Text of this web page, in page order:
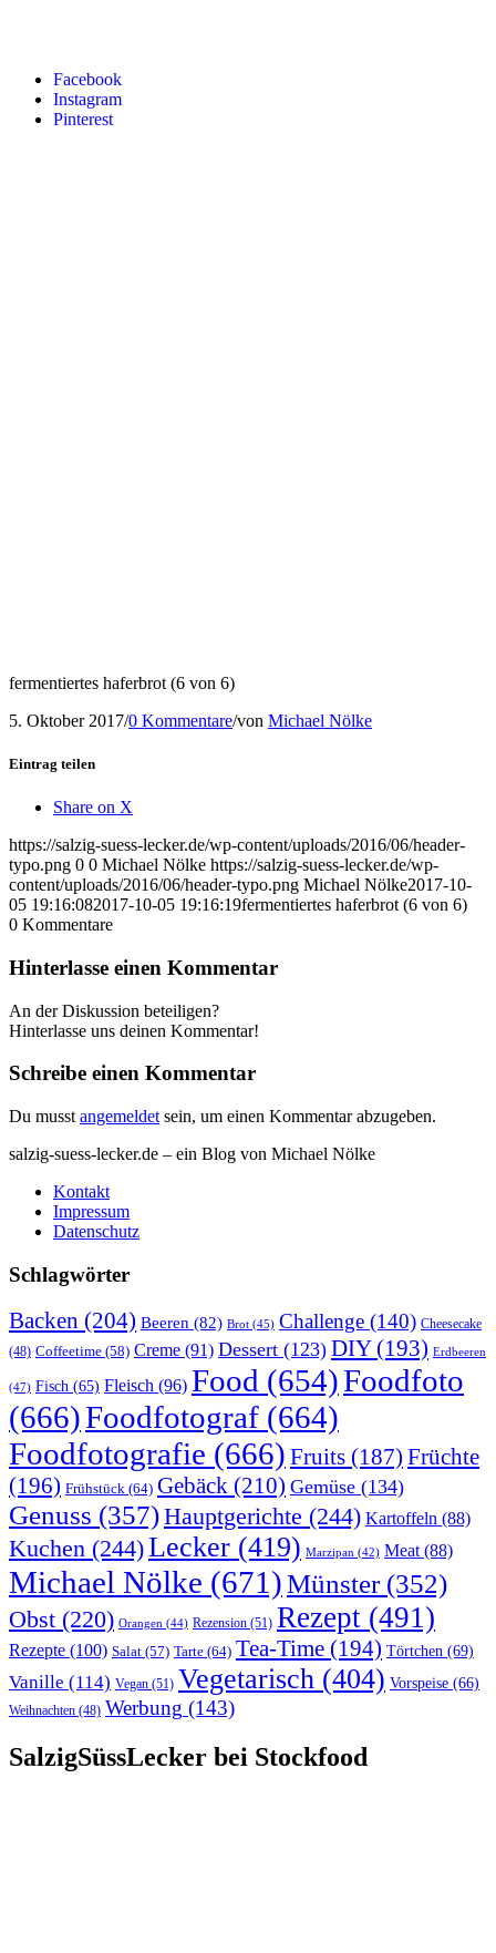
Facebook
Instagram
Pinterest
fermentiertes haferbrot (6 von 6)
5. Oktober 2017/0 Kommentare/von Michael Nölke
Eintrag teilen
Share on X
https://salzig-suess-lecker.de/wp-content/uploads/2016/06/header-
typo.png 0 0 Michael Nölke https://salzig-suess-lecker.de/wp-
content/uploads/2016/06/header-typo.png Michael Nölke2017-10-
05 19:16:082017-10-05 19:16:19fermentiertes haferbrot (6 von 6)
0 Kommentare
Hinterlasse einen Kommentar
An der Diskussion beteiligen?
Hinterlasse uns deinen Kommentar!
Schreibe einen Kommentar
Du musst angemeldet sein, um einen Kommentar abzugeben.
salzig-suess-lecker.de – ein Blog von Michael Nölke
Kontakt
Impressum
Datenschutz
Schlagwörter
Backen (204) Beeren (82) Brot (45) Challenge (140) Cheesecake
(48) Coffeetime (58) Creme (91) Dessert (123) DIY(193) Erdbeeren
(47) Fisch (65) Fleisch (96) Food (654)Foodfoto
(666)Foodfotograf (664)
Foodfotografie (666) Fruits (187) Früchte
(196) Frühstück (64) Gebäck (210) Gemüse (134)
Genuss (357)Hauptgerichte (244) Kartoffeln (88)
Kuchen (244)Lecker (419) Marzipan (42) Meat(88)
Michael Nölke (671)Münster(352)
Obst (220) Orangen (44) Rezension (51) Rezept (491)
Rezepte (100) Salat (57) Tarte (64) Tea-Time (194) Törtchen (69)
Vanille (114) Vegan (51) Vegetarisch (404) Vorspeise (66)
Weihnachten (48) Werbung (143)
SalzigSüssLecker bei Stockfood